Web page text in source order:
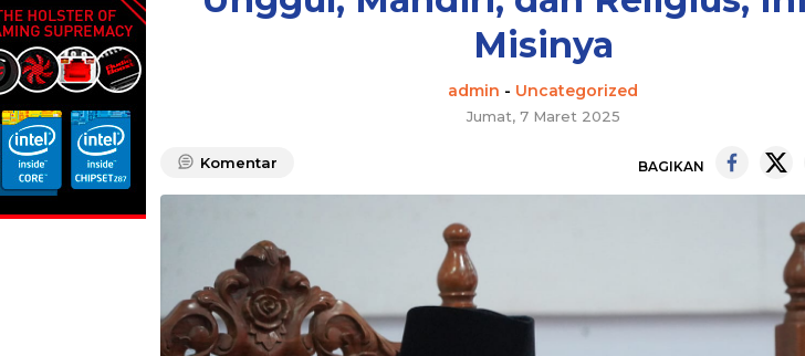
Misinya
admin - Uncategorized
Jumat, 7 Maret 2025
Komentar BAGIKAN